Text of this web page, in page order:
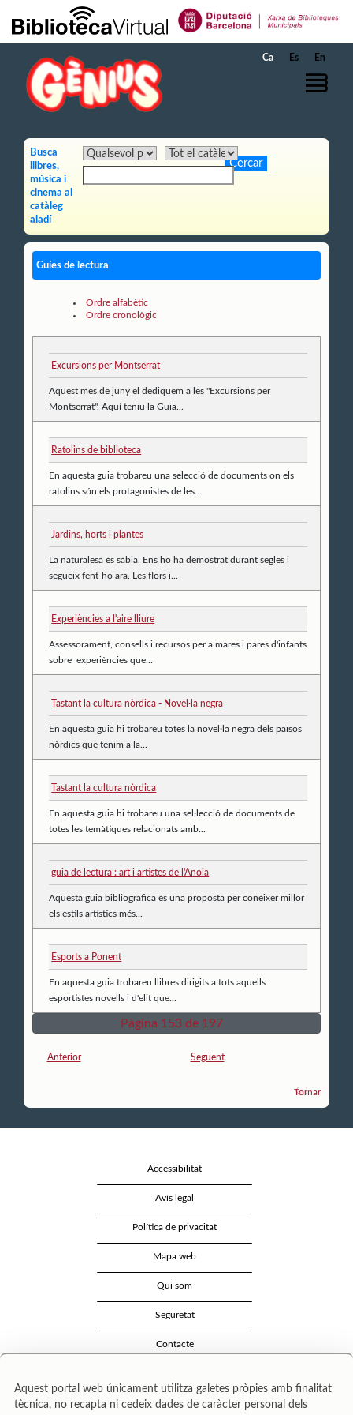
Salta al contingut principal
Ca Es En
Busca
llibres,
música i
cinema al
catàleg
aladí
Guíes de lectura
Ordre alfabètic
Ordre cronològic
Excursions per Montserrat
Aquest mes de juny el dediquem a les "Excursions per
Montserrat". Aquí teniu la Guia...
Ratolins de biblioteca
En aquesta guia trobareu una selecció de documents on els
ratolins són els protagonistes de les...
Jardins, horts i plantes
La naturalesa és sàbia. Ens ho ha demostrat durant segles i
segueix fent-ho ara. Les flors i...
Experiències a l'aire lliure
Assessorament, consells i recursos per a mares i pares d'infants
sobre experiències que...
Tastant la cultura nòrdica - Novel·la negra
En aquesta guia hi trobareu totes la novel·la negra dels països
nòrdics que tenim a la...
Tastant la cultura nòrdica
En aquesta guia hi trobareu una sel·lecció de documents de
totes les temàtiques relacionats amb...
guia de lectura : art i artistes de l'Anoia
Aquesta guia bibliogràfica és una proposta per conèixer millor
els estils artístics més...
Esports a Ponent
En aquesta guia trobareu llibres dirigits a tots aquells
esportistes novells i d'elit que...
Pàgina 153 de 197
Anterior Següent
Tornar
Accessibilitat
Avís legal
Política de privacitat
Mapa web
Qui som
Seguretat
Contacte
Aquest portal web únicament utilitza galetes pròpies amb finalitat
tècnica, no recapta ni cedeix dades de caràcter personal dels